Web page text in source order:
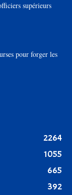
supérieurs
pour forger les
2264
1055
665
392